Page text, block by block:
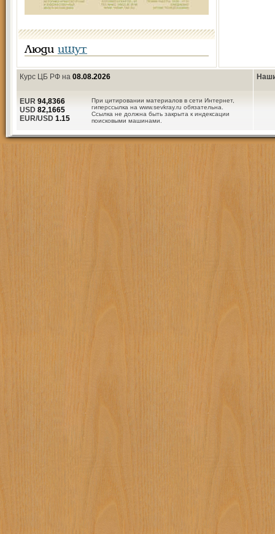
Люди ищут
Курс ЦБ РФ на 08.08.2026
При цитировании материалов в сети Интернет,
гиперссылка на www.sevkray.ru обязательна.
Ссылка не должна быть закрыта к индексации
поисковыми машинами.
EUR 94,8366
USD 82,1665
EUR/USD 1.15